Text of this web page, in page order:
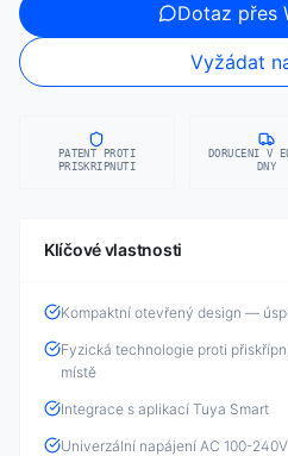
Dotaz přes
Vyžádat
PATENT PROTI
PRISKRIPNUTI
DORUCENI V
DNY
Klíčové vlastnosti
Kompaktní otevřený design —
Fyzická technologie proti
místě
Integrace s aplikací Tuya Smart
Univerzální napájení AC 100-240V